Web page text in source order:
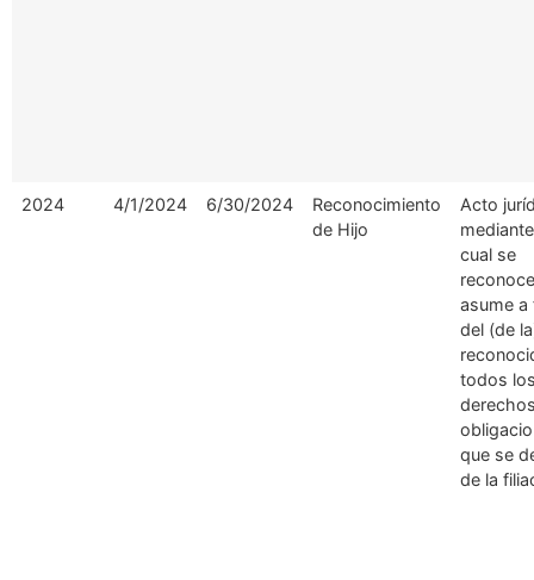
2024 4/1/2024 6/30/2024
Reconocimiento
de Hijo
Acto
cual se
asume a
del (de
todos
que se
de la